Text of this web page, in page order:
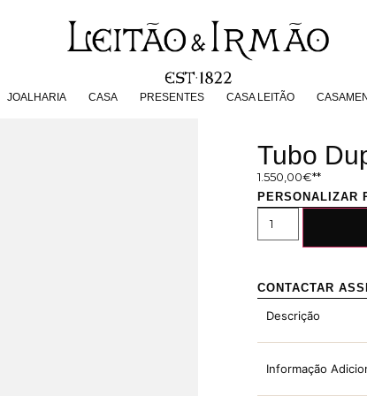
JOALHARIA CASA PRESENTES CASA LEITÃO
PRESENTES CASA LEITÃO
Tubo
1.550,00€
PERSONALIZAR
CONTACTAR
Descrição
Informação